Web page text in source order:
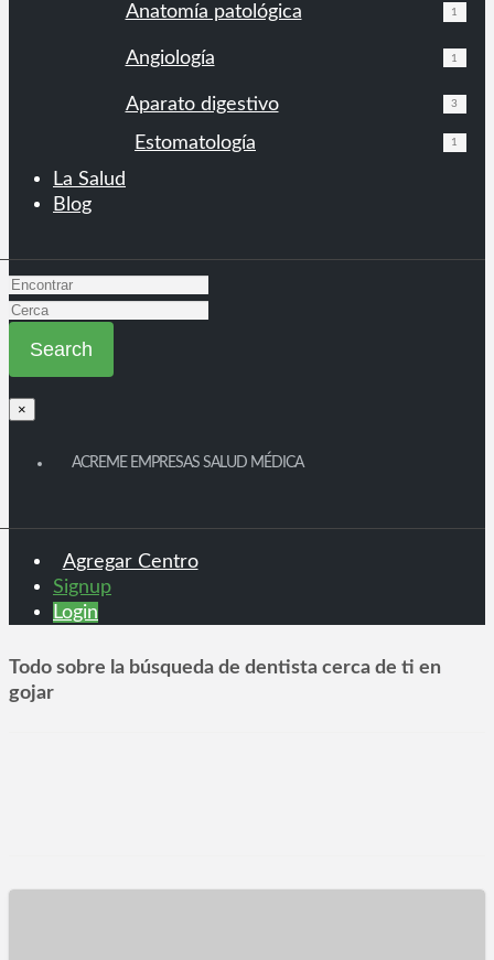
Anatomía patológica 1
Angiología 1
Aparato digestivo 3
Estomatología 1
La Salud
Blog
×
ACREME EMPRESAS SALUD MÉDICA
Agregar Centro
Signup
Login
Todo sobre la búsqueda de dentista cerca de ti en
gojar